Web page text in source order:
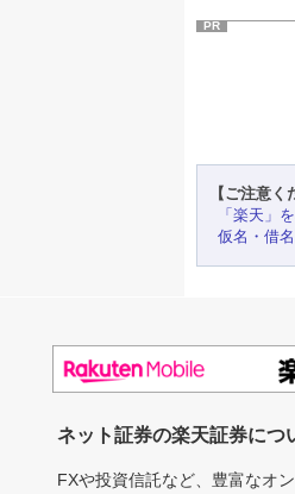
PR
【ご注意く
「楽天」
仮名・借
ネット証券の楽天証券につ
FXや投資信託など、豊富なオ